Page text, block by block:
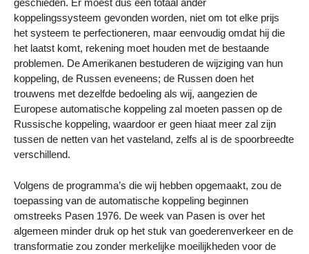
geschieden. Er moest dus een totaal ander
koppelingssysteem gevonden worden, niet om tot elke prijs
het systeem te perfectioneren, maar eenvoudig omdat hij die
het laatst komt, rekening moet houden met de bestaande
problemen. De Amerikanen bestuderen de wijziging van hun
koppeling, de Russen eveneens; de Russen doen het
trouwens met dezelfde bedoeling als wij, aangezien de
Europese automatische koppeling zal moeten passen op de
Russische koppeling, waardoor er geen hiaat meer zal zijn
tussen de netten van het vasteland, zelfs al is de spoorbreedte
verschillend.
Volgens de programma’s die wij hebben opgemaakt, zou de
toepassing van de automatische koppeling beginnen
omstreeks Pasen 1976. De week van Pasen is over het
algemeen minder druk op het stuk van goederenverkeer en de
transformatie zou zonder merkelijke moeilijkheden voor de